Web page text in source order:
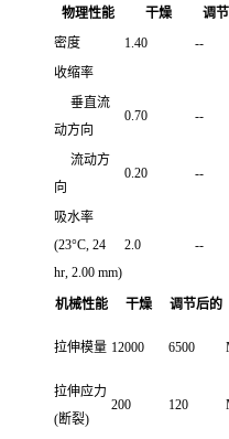
物理性能 干燥 调
密度
1.40 --
收缩率
垂直流
动方向
0.70 --
流动方
向
0.20 --
吸水率
(23°C, 24
hr, 2.00 mm)
2.0 --
机械性能 干燥 调节后的
拉伸模量 12000 6500
拉伸应力
(断裂)
200 120